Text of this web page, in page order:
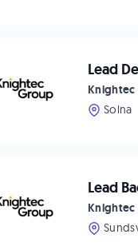
Lead
Knightec
Solna
Lead
Knightec